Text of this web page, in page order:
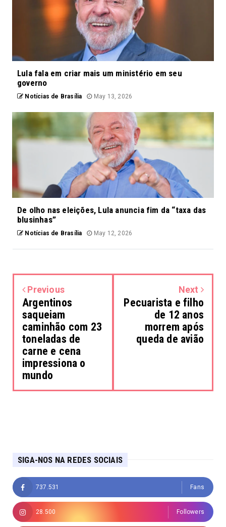
Lula fala em criar mais um ministério em seu
governo
Notícias de Brasília May 13, 2026
De olho nas eleições, Lula anuncia fim da “taxa das
blusinhas”
Notícias de Brasília May 12, 2026
Previous
Argentinos
saqueiam
caminhão com 23
toneladas de
carne e cena
impressiona o
mundo
Next
Pecuarista e filho
de 12 anos
morrem após
queda de avião
SIGA-NOS NA REDES SOCIAIS
737.531 Fans
28.500 Followers